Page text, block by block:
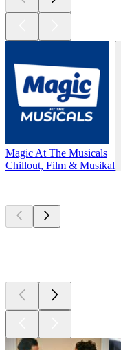
Magic At The Musicals
Chillout, Film & Musikal